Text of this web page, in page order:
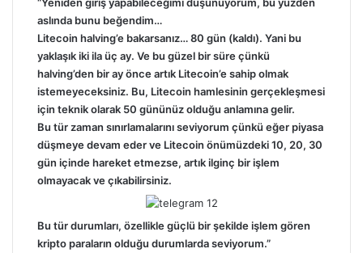
aslında bunu beğendim…
Litecoin halving’e bakarsanız… 80 gün (kaldı). Yani bu
yaklaşık iki ila üç ay. Ve bu güzel bir süre çünkü
halving’den bir ay önce artık Litecoin’e sahip olmak
istemeyeceksiniz. Bu, Litecoin hamlesinin gerçekleşmesi
için teknik olarak 50 gününüz olduğu anlamına gelir.
Bu tür zaman sınırlamalarını seviyorum çünkü eğer piyasa
düşmeye devam eder ve Litecoin önümüzdeki 10, 20, 30
gün içinde hareket etmezse, artık ilginç bir işlem
olmayacak ve çıkabilirsiniz.
Bu tür durumları, özellikle güçlü bir şekilde işlem gören
kripto paraların olduğu durumlarda seviyorum.”